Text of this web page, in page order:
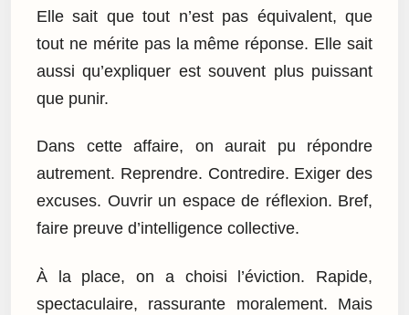
Elle sait que tout n’est pas équivalent, que
tout ne mérite pas la même réponse. Elle sait
aussi qu’expliquer est souvent plus puissant
que punir.
Dans cette affaire, on aurait pu répondre
autrement. Reprendre. Contredire. Exiger des
excuses. Ouvrir un espace de réflexion. Bref,
faire preuve d’intelligence collective.
À la place, on a choisi l’éviction. Rapide,
spectaculaire, rassurante moralement. Mais